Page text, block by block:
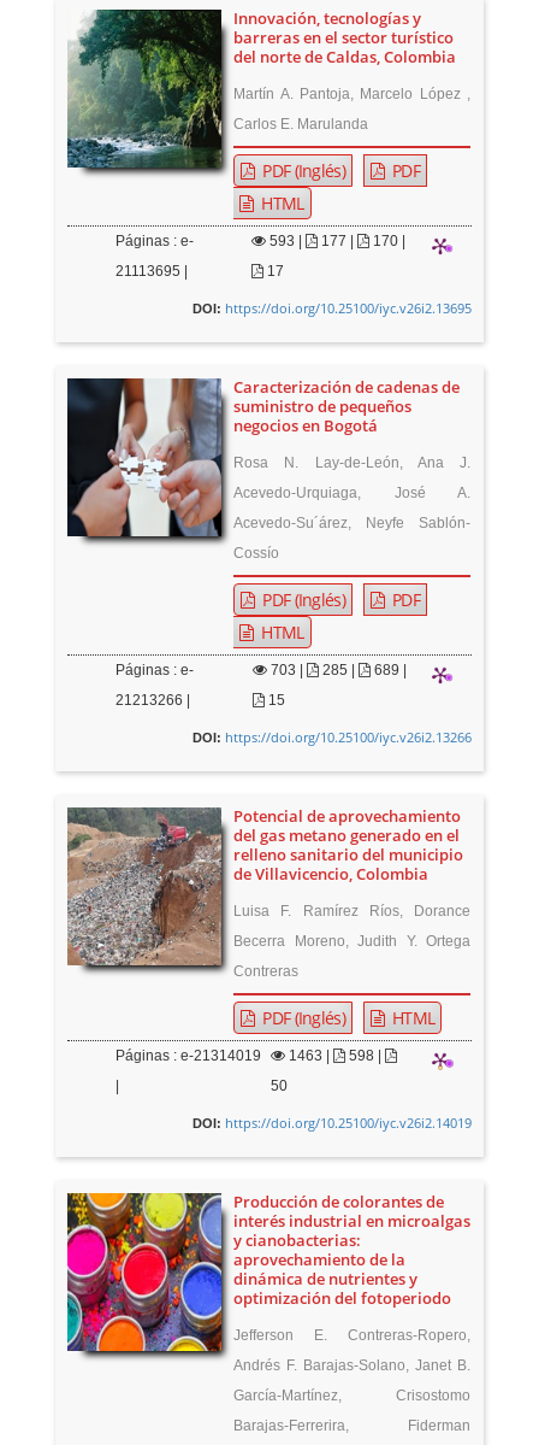
Innovación, tecnologías y
barreras en el sector turístico
del norte de Caldas, Colombia
Martín A. Pantoja, Marcelo López ,
Carlos E. Marulanda
PDF (Inglés)
PDF
HTML
Páginas : e-
21113695 |
593 | 177 |
170 |
17
DOI: https://doi.org/10.25100/iyc.v26i2.13695
Caracterización de cadenas de
suministro de pequeños
negocios en Bogotá
Rosa N. Lay-de-León, Ana J.
Acevedo-Urquiaga, José A.
Acevedo-Su´árez, Neyfe Sablón-
Cossío
PDF (Inglés)
PDF
HTML
Páginas : e-
21213266 |
703 | 285 |
689 |
15
DOI: https://doi.org/10.25100/iyc.v26i2.13266
Potencial de aprovechamiento
del gas metano generado en el
relleno sanitario del municipio
de Villavicencio, Colombia
Luisa F. Ramírez Ríos, Dorance
Becerra Moreno, Judith Y. Ortega
Contreras
PDF (Inglés) HTML
Páginas : e-21314019
|
1463 |
598 |
50
DOI: https://doi.org/10.25100/iyc.v26i2.14019
Producción de colorantes de
interés industrial en microalgas
y cianobacterias:
aprovechamiento de la
dinámica de nutrientes y
optimización del fotoperiodo
Jefferson E. Contreras-Ropero,
Andrés F. Barajas-Solano, Janet B.
García-Martínez, Crisostomo
Barajas-Ferrerira, Fiderman